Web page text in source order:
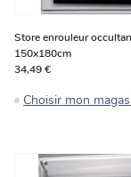
Store enrouleur
150x180cm
34,49 €
Choisir mon